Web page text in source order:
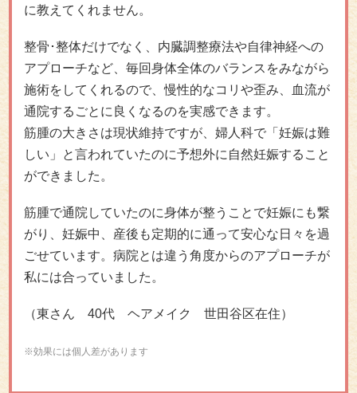
に教えてくれません。
整骨･整体だけでなく、内臓調整療法や自律神経への
アプローチなど、毎回身体全体のバランスをみながら
施術をしてくれるので、慢性的なコリや歪み、血流が
通院するごとに良くなるのを実感できます。
筋腫の大きさは現状維持ですが、婦人科で「妊娠は難
しい」と言われていたのに予想外に自然妊娠すること
ができました。
筋腫で通院していたのに身体が整うことで妊娠にも繋
がり、妊娠中、産後も定期的に通って安心な日々を過
ごせています。病院とは違う角度からのアプローチが
私には合っていました。
（東さん 40代 ヘアメイク 世田谷区在住）
※効果には個人差があります